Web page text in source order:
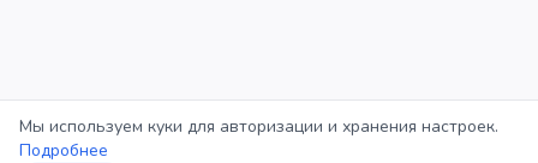
Мы используем куки для авторизации и хранения настроек.
Подробнее